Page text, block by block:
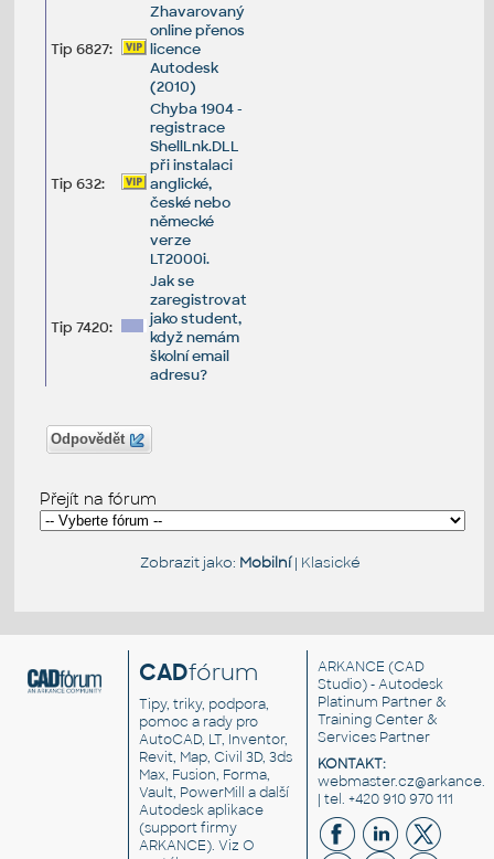
Tip 6827:
Zhavarovaný
online přenos
licence
Autodesk
(2010)
Tip 632:
Chyba 1904 -
registrace
ShellLnk.DLL
při instalaci
anglické,
české nebo
německé
verze
LT2000i.
Tip 7420:
Jak se
zaregistrovat
jako student,
když nemám
školní email
adresu?
Odpovědět
Přejít na fórum
Zobrazit jako: Mobilní| Klasické
CADfórum
Tipy, triky, podpora,
pomoc a rady pro
AutoCAD, LT, Inventor,
Revit, Map, Civil 3D, 3ds
Max, Fusion, Forma,
Vault, PowerMill a další
Autodesk aplikace
(support firmy
ARKANCE). VizO
ARKANCE (CAD
Studio) - Autodesk
Platinum Partner &
Training Center &
Services Partner
KONTAKT:
| tel. +420 910 970 111